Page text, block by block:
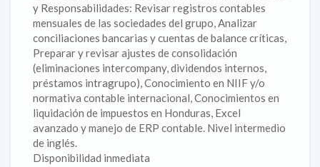
y Responsabilidades: Revisar registros contables
mensuales de las sociedades del grupo, Analizar
conciliaciones bancarias y cuentas de balance críticas,
Preparar y revisar ajustes de consolidación
(eliminaciones intercompany, dividendos internos,
préstamos intragrupo), Conocimiento en NIIF y/o
normativa contable internacional, Conocimientos en
liquidación de impuestos en Honduras, Excel
avanzado y manejo de ERP contable. Nivel intermedio
de inglés.
Disponibilidad inmediata